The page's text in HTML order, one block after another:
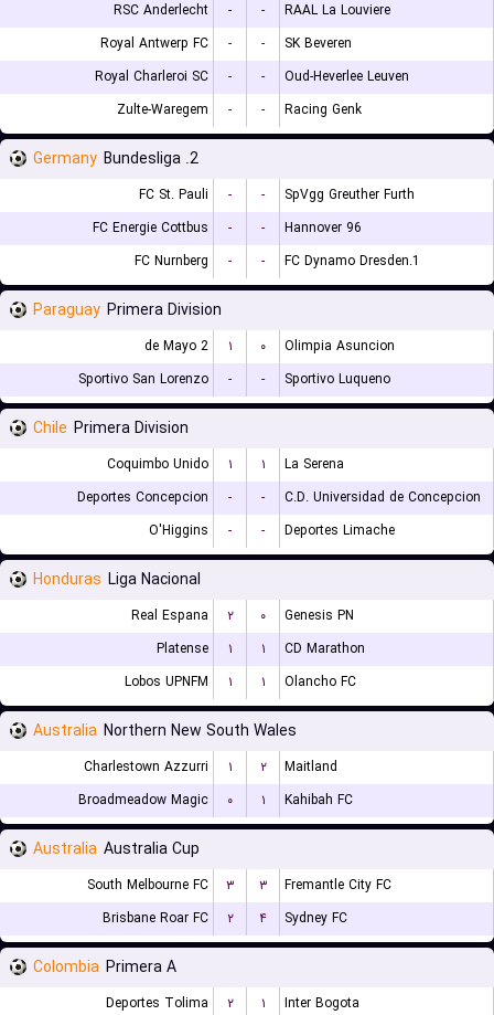
RSC Anderlecht - -
RAAL La Louviere
Royal Antwerp FC
- -
SK Beveren
Royal Charleroi SC
- -
Oud-Heverlee Leuven
Zulte-Waregem
- - Racing Genk
Germany 2. Bundesliga
FC St. Pauli - -
SpVgg Greuther Furth
FC Energie Cottbus
- -
Hannover 96
FC Nurnberg
- - 1.FC Dynamo Dresden
Paraguay Primera Division
2 de Mayo ۱ ۰
Olimpia Asuncion
Sportivo San Lorenzo
- - Sportivo Luqueno
Chile Primera Division
Coquimbo Unido ۱ ۱
La Serena
Deportes Concepcion
- -
C.D. Universidad de Concepcion
O'Higgins
- - Deportes Limache
Honduras Liga Nacional
Real Espana ۲ ۰
Genesis PN
Platense
۱ ۱
CD Marathon
Lobos UPNFM
۱ ۱ Olancho FC
Australia Northern New South Wales
Charlestown Azzurri ۱ ۲
Maitland
Broadmeadow Magic
۰ ۱ Kahibah FC
Australia Australia Cup
South Melbourne FC ۳ ۳
Fremantle City FC
Brisbane Roar FC
۲ ۴ Sydney FC
Colombia Primera A
Deportes Tolima ۲ ۱
Inter Bogota